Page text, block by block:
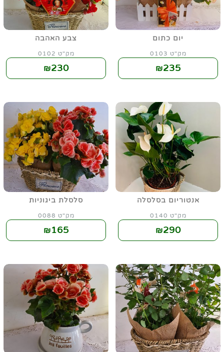
יום כתום
מק"ט 0103
₪235
צבע האהבה
מק"ט 0102
₪230
אנטוריום בסלסלה
מק"ט 0140
₪290
סלסלת ביגוניות
מק"ט 0088
₪165